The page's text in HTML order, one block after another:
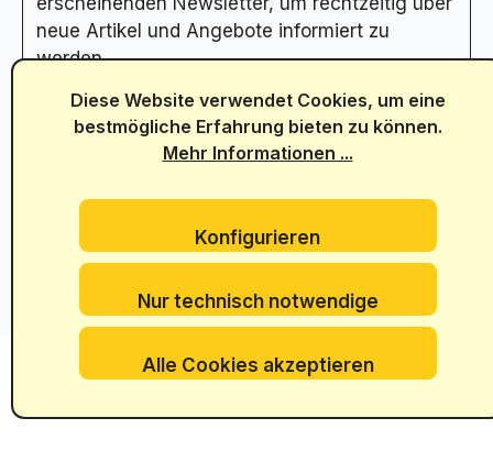
neue Artikel und Angebote informiert zu
werden.
Abonnieren Sie hier unseren Newsletter
Diese Website verwendet Cookies, um eine
bestmögliche Erfahrung bieten zu können.
Mehr Informationen ...
Alle Cookies akzeptieren
Konfigurieren
Nur technisch notwendige